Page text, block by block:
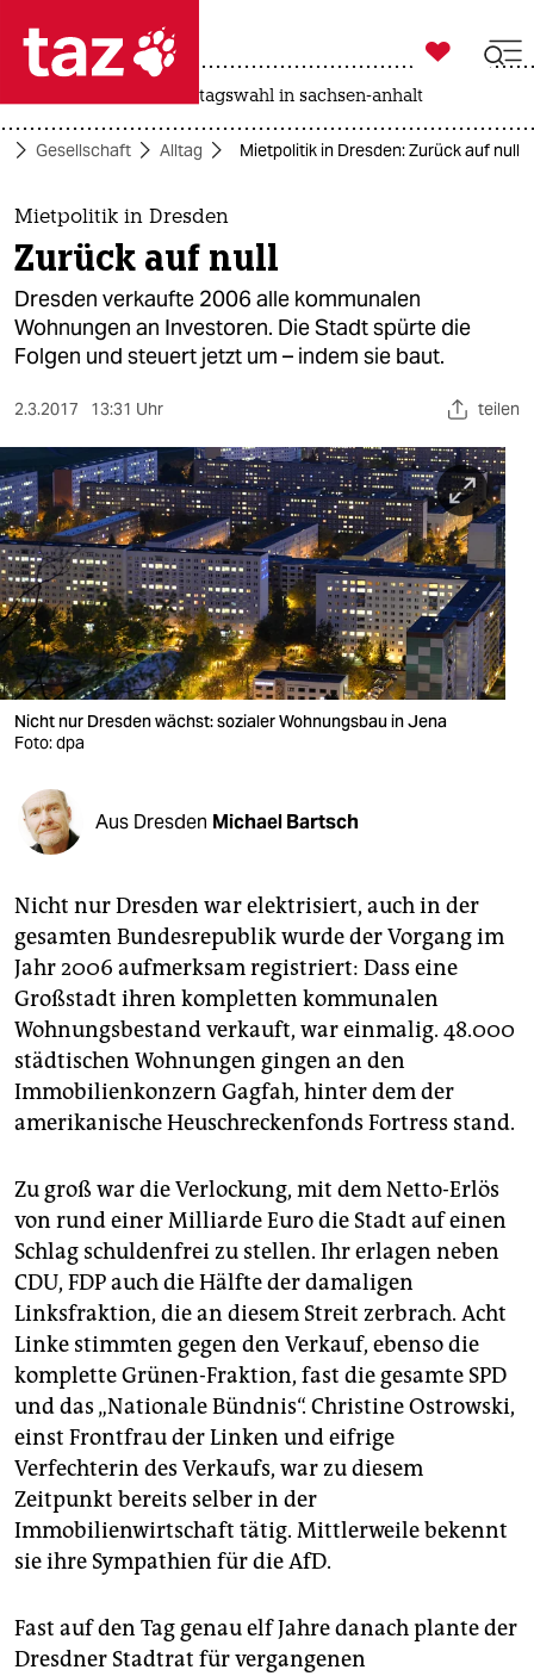
 taz zahl ich
taz zahl ich
themen
politik
öko
gesellschaft
sport
berlin
nord
wahrheit
verlag
verlag
veranstaltungen
shop
unterstützen
abo
genossenschaft
epaper login

taz zahl ich
landtagswahl in sachsen-anhalt
Gesellschaft Alltag Mietpolitik in Dresden: Zurück auf null
Mietpolitik in Dresden
Zurück auf null
Dresden verkaufte 2006 alle kommunalen
Wohnungen an Investoren. Die Stadt spürte die
Folgen und steuert jetzt um – indem sie baut.
2.3.2017 13:31 Uhr teilen
Nicht nur Dresden wächst: sozialer Wohnungsbau in Jena
Foto: dpa
Aus Dresden Michael Bartsch
Nicht nur Dresden war elektrisiert, auch in der
gesamten Bundesrepublik wurde der Vorgang im
Jahr 2006 aufmerksam registriert: Dass eine
Großstadt ihren kompletten kommunalen
Wohnungsbestand verkauft, war einmalig. 48.000
städtischen Wohnungen gingen an den
Immobilienkonzern Gagfah, hinter dem der
amerikanische Heuschreckenfonds Fortress stand.
Zu groß war die Verlockung, mit dem Netto-Erlös
von rund einer Milliarde Euro die Stadt auf einen
Schlag schuldenfrei zu stellen. Ihr erlagen neben
CDU, FDP auch die Hälfte der damaligen
Linksfraktion, die an diesem Streit zerbrach. Acht
Linke stimmten gegen den Verkauf, ebenso die
komplette Grünen-Fraktion, fast die gesamte SPD
und das „Nationale Bündnis“. Christine Ostrowski,
einst Frontfrau der Linken und eifrige
Verfechterin des Verkaufs, war zu diesem
Zeitpunkt bereits selber in der
Immobilienwirtschaft tätig. Mittlerweile bekennt
sie ihre Sympathien für die AfD.
Fast auf den Tag genau elf Jahre danach plante der
Dresdner Stadtrat für vergangenen